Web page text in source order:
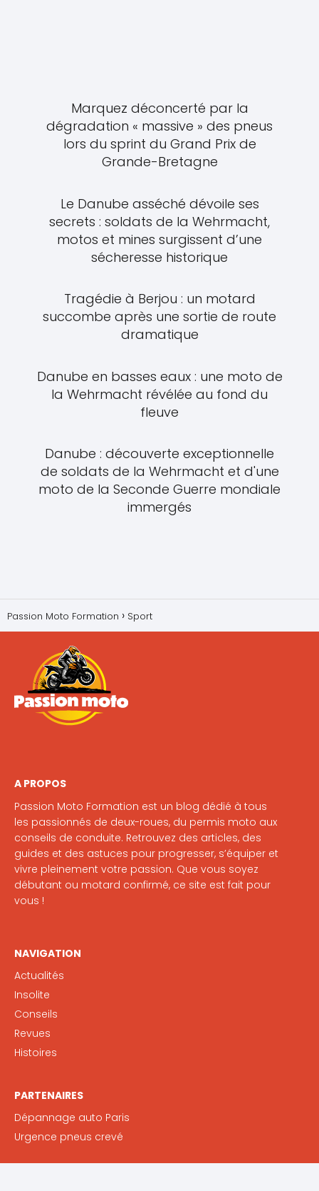
Marquez déconcerté par la
dégradation « massive » des pneus
lors du sprint du Grand Prix de
Grande-Bretagne
Le Danube asséché dévoile ses
secrets : soldats de la Wehrmacht,
motos et mines surgissent d’une
sécheresse historique
Tragédie à Berjou : un motard
succombe après une sortie de route
dramatique
Danube en basses eaux : une moto de
la Wehrmacht révélée au fond du
fleuve
Danube : découverte exceptionnelle
de soldats de la Wehrmacht et d'une
moto de la Seconde Guerre mondiale
immergés
Passion Moto Formation Sport
A PROPOS
Passion Moto Formation est un blog dédié à tous
les passionnés de deux-roues, du permis moto aux
conseils de conduite. Retrouvez des articles, des
guides et des astuces pour progresser, s’équiper et
vivre pleinement votre passion. Que vous soyez
débutant ou motard confirmé, ce site est fait pour
vous !
NAVIGATION
Actualités
Insolite
Conseils
Revues
Histoires
PARTENAIRES
Dépannage auto Paris
Urgence pneus crevé